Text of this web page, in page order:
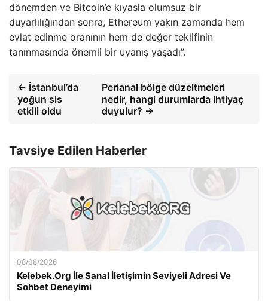
dönemden ve Bitcoin’e kıyasla olumsuz bir
duyarlılığından sonra, Ethereum yakın zamanda hem
evlat edinme oranının hem de değer teklifinin
tanınmasında önemli bir uyanış yaşadı”.
← İstanbul’da
yoğun sis
etkili oldu
Perianal bölge düzeltmeleri
nedir, hangi durumlarda ihtiyaç
duyulur? →
Tavsiye Edilen Haberler
08/08/2026
Kelebek.Org İle Sanal İletişimin Seviyeli Adresi Ve
Sohbet Deneyimi